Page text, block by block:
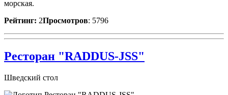
морская.
Рейтинг: 2Просмотров: 5796
Ресторан "RADDUS-JSS"
Шведский стол